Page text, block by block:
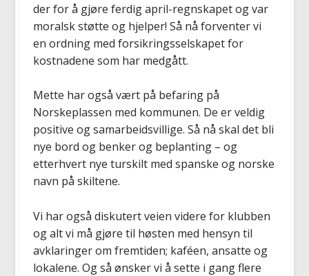
der for å gjøre ferdig april-regnskapet og var
moralsk støtte og hjelper! Så nå forventer vi
en ordning med forsikringsselskapet for
kostnadene som har medgått.
Mette har også vært på befaring på
Norskeplassen med kommunen. De er veldig
positive og samarbeidsvillige. Så nå skal det bli
nye bord og benker og beplanting – og
etterhvert nye turskilt med spanske og norske
navn på skiltene.
Vi har også diskutert veien videre for klubben
og alt vi må gjøre til høsten med hensyn til
avklaringer om fremtiden; kaféen, ansatte og
lokalene. Og så ønsker vi å sette i gang flere